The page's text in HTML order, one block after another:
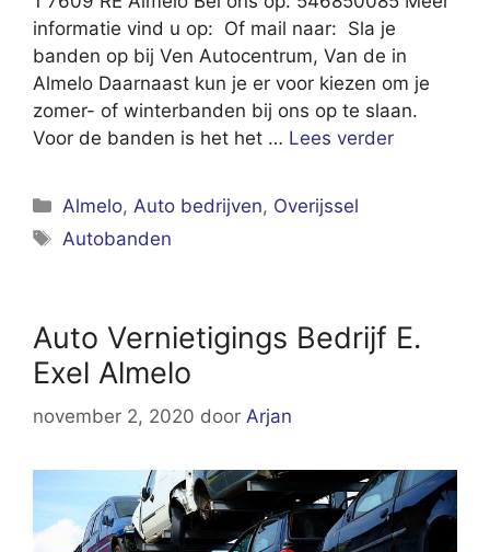
informatie vind u op: Of mail naar: Sla je
banden op bij Ven Autocentrum, Van de in
Almelo Daarnaast kun je er voor kiezen om je
zomer- of winterbanden bij ons op te slaan.
Voor de banden is het het … Lees verder
Categorieën
Almelo, Auto bedrijven, Overijssel
Tags
Autobanden
Auto Vernietigings Bedrijf E.
Exel Almelo
november 2, 2020 door Arjan